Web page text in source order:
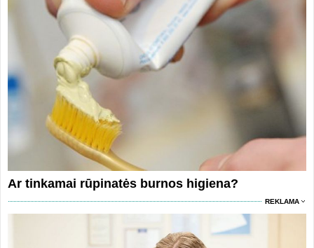
Ar tinkamai rūpinatės burnos higiena?
REKLAMA